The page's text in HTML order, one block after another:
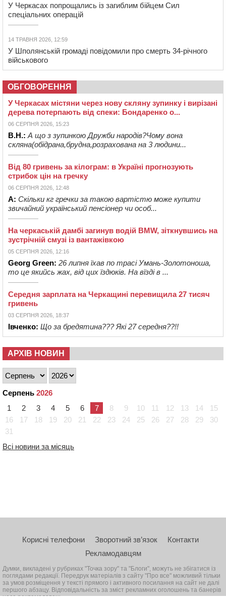
У Черкасах попрощались із загиблим бійцем Сил
спеціальних операцій
14 ТРАВНЯ 2026, 12:59
У Шполянській громаді повідомили про смерть 34-річного
військового
ОБГОВОРЕННЯ
У Черкасах містяни через нову скляну зупинку і вирізані
дерева потерпають від спеки: Бондаренко о...
06 СЕРПНЯ 2026, 15:23
В.Н.: А що з зупинкою Дружби народів?Чому вона
скляна(обідрана,брудна,розрахована на 3 людини...
Від 80 гривень за кілограм: в Україні прогнозують
стрибок цін на гречку
06 СЕРПНЯ 2026, 12:48
А: Скільки кг гречки за такою вартістю може купити
звичайний український пенсіонер чи особ...
На черкаській дамбі загинув водій BMW, зіткнувшись на
зустрічній смузі із вантажівкою
05 СЕРПНЯ 2026, 12:16
Georg Green: 26 липня їхав по трасі Умань-Золотоноша,
то це якийсь жах, від цих їздюків. На вїзді в ...
Середня зарплата на Черкащині перевищила 27 тисяч
гривень
03 СЕРПНЯ 2026, 18:37
Івченко: Що за бредятина??? Які 27 середня??!!
АРХІВ НОВИН
Серпень 2026
1
2 3 4 5 6 7 8 9 10 11 12 13 14
15
16
17 18 19 20 21 22 23 24 25 26 27 28 29
30
31
Всі новини за місяць
Корисні телефони Зворотний зв’язок
Контакти
Рекламодавцям
Думки, викладені у рубриках "Точка зору" та "Блоги", можуть не збігатися із
поглядами редакції. Передрук матеріалів з сайту "Про все" можливий тільки
за умов розміщення у тексті прямого і активного посилання на сайт не далі
першого абзацу. Відповідальність за зміст рекламних оголошень та банерів
несе рекламодавець